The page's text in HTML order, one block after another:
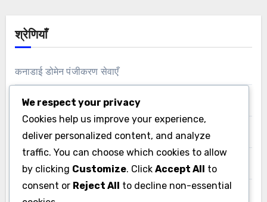
श्रेणियाँ
कनाडाई डोमेन पंजीकरण सेवाएँ
चेक डोमेन नाम पंजीकरण
पुर्तगाली डोमेन नाम पंजीकरण
भारत में डोमेन पंजीकरण सेवाएँ
यूएस डोमेन पंजीकरण सेवाएँ
We respect your privacy
Cookies help us improve your experience,
deliver personalized content, and analyze
traffic. You can choose which cookies to allow
by clicking Customize. Click Accept All to
consent or Reject All to decline non-essential